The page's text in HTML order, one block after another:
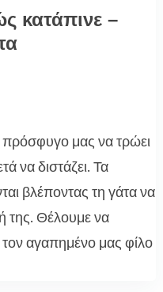
κατάπινε –
πρόσφυγο μας να τρώει
να διστάζει. Τα
βλέποντας τη γάτα να
της. Θέλουμε να
αγαπημένο μας φίλο